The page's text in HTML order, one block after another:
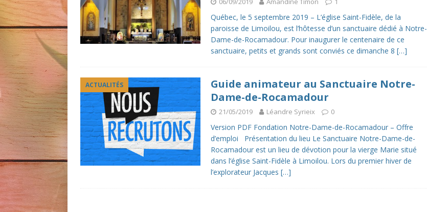
Québec, le 5 septembre 2019 – L’église Saint-Fidèle, de la
paroisse de Limoilou, est l’hôtesse d’un sanctuaire dédié à Notre-
Dame-de-Rocamadour. Pour inaugurer le centenaire de ce
sanctuaire, petits et grands sont conviés ce dimanche 8 […]
ACTUALITÉS
Guide animateur au Sanctuaire Notre-
Dame-de-Rocamadour
21/05/2019 Léandre Syrieix 0
Version PDF Fondation Notre-Dame-de-Rocamadour – Offre
d’emploi Présentation du lieu Le Sanctuaire Notre-Dame-de-
Rocamadour est un lieu de dévotion pour la vierge Marie situé
dans l’église Saint-Fidèle à Limoilou. Lors du premier hiver de
l’explorateur Jacques […]